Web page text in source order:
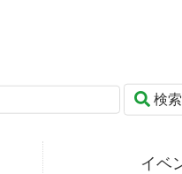
検索
イベ